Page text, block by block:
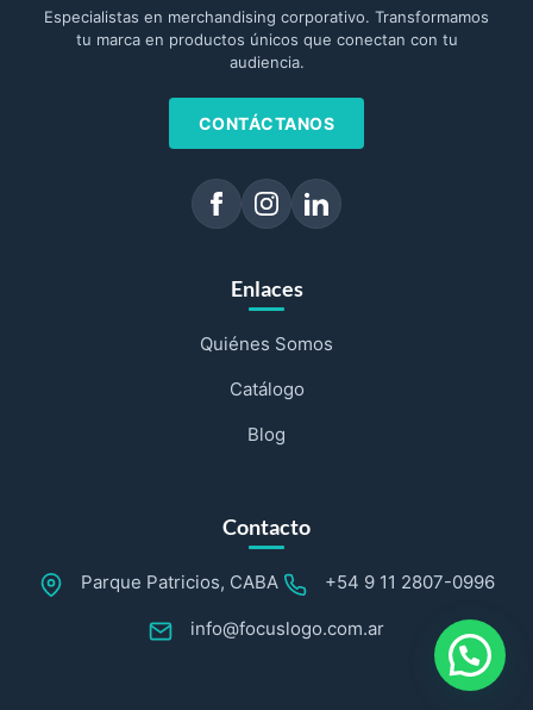
Especialistas en merchandising corporativo. Transformamos
tu marca en productos únicos que conectan con tu
audiencia.
CONTÁCTANOS
Enlaces
Quiénes Somos
Catálogo
Blog
Contacto
Parque Patricios, CABA +54 9 11 2807-0996
info@focuslogo.com.ar